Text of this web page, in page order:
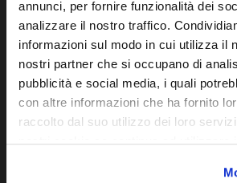
annunci, per fornire funzionalità dei
analizzare il nostro traffico.
informazioni sul modo in cui utilizza il
nostri partner che si occupano di
pubblicità e social media, i quali
con altre informazioni che ha fornito
raccolto dal suo utilizzo dei loro
nostri cookie se continua ad utilizzare
– Metodo di controllo: app +
mercati) telecomando
correttamente per evitare